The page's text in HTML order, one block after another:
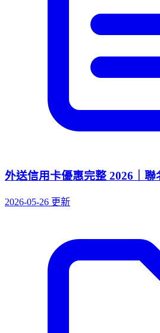
外送信用卡優惠完整 2026｜
2026-05-26 更新